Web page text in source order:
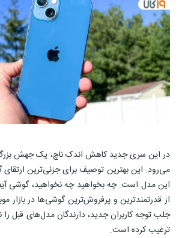
در این سری جدید کاهش اندک ناچ، یک جهش بزرگ
می‌رود. این بهترین توصیف برای جزئی‌ترین ارتقای
از قدرتمندترین‌ و پرفروش‌ترین گوشی‌‌ها در بازار
جلب توجه کاربران جدید، دارندگان مدل‌های قبل را
ترغیب کرده است.